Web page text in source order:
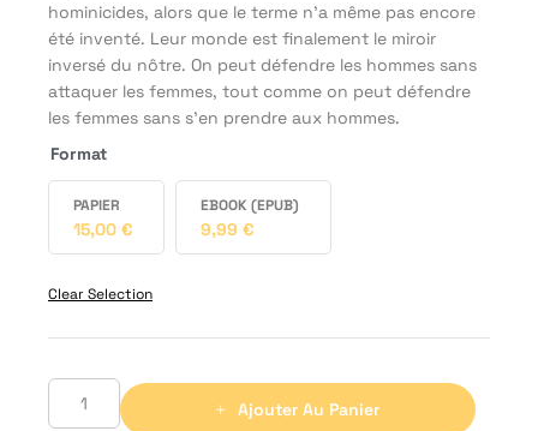
hominicides, alors que le terme n’a même pas encore
été inventé. Leur monde est finalement le miroir
inversé du nôtre. On peut défendre les hommes sans
attaquer les femmes, tout comme on peut défendre
les femmes sans s’en prendre aux hommes.
Format
PAPIER
15,00 €
EBOOK (EPUB)
9,99 €
Clear Selection
Ajouter Au Panier